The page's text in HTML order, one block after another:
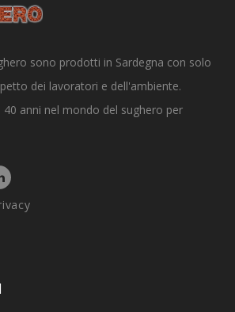
sono prodotti in Sardegna con solo
dei lavoratori e dell'ambiente.
40 anni nel mondo del sughero per